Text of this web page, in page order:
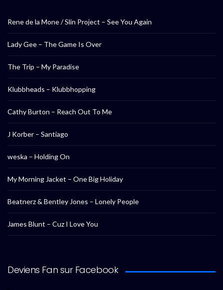
Rene de la Mone / Slin Project – See You Again
Lady Gee – The Game Is Over
The Trip – My Paradise
Klubbheads – Klubbhopping
Cathy Burton – Reach Out To Me
J Korber – Santiago
weska – Holding On
My Morning Jacket – One Big Holiday
Beatnerz & Bentley Jones – Lonely People
James Blunt – Cuz I Love You
Deviens Fan sur Facebook